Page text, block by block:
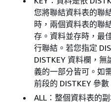
您將聯結資料表的聯
時，兩個資料表的聯
存。資料並存時，最
行聯結。若您指定
DISTKEY 資料欄，
義的一部分皆可。如
前段的 DISTKEY 參數
ALL：整個資料表的